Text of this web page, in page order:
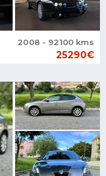
2008 - 92100 kms
25290€